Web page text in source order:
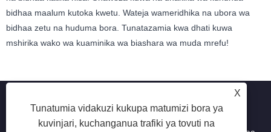
bidhaa maalum kutoka kwetu. Wateja wameridhika na ubora wa
bidhaa zetu na huduma bora. Tunatazamia kwa dhati kuwa
mshirika wako wa kuaminika wa biashara wa muda mrefu!
X
Tunatumia vidakuzi kukupa matumizi bora ya
kuvinjari, kuchanganua trafiki ya tovuti na